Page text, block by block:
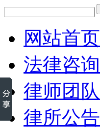
网站首页
法律咨询
律师团队
律所公告